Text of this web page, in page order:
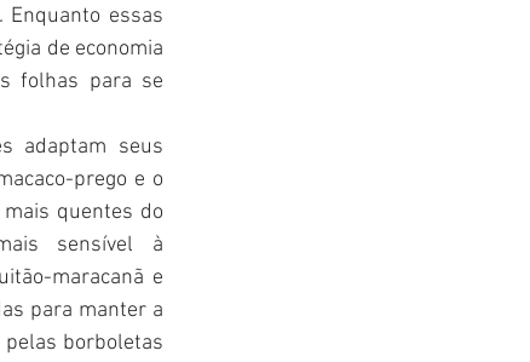
Enquanto essas
de economia
folhas para se
adaptam seus
prego e o
quentes do
sensível à
maracanã e
para manter a
borboletas